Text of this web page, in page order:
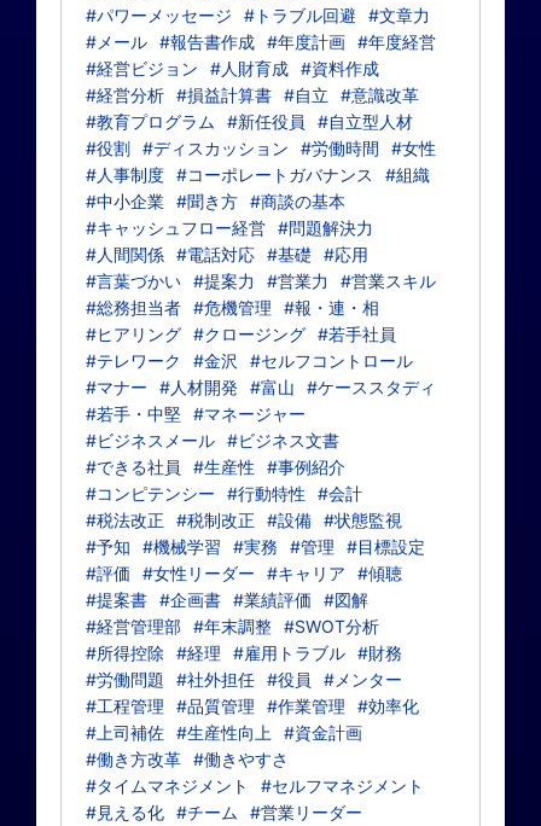
#パワーメッセージ
#トラブル回避
#文章力
#メール #報告書作成 #年度計画 #年度経営
#経営ビジョン
#人財育成 #資料作成
#経営分析 #損益計算書 #自立
#意識改革
#教育プログラム
#新任役員
#自立型人材
#役割 #ディスカッション #労働時間
#女性
#人事制度 #コーポレートガバナンス
#組織
#中小企業 #聞き方 #商談の基本
#キャッシュフロー経営 #問題解決力
#人間関係 #電話対応 #基礎
#応用
#言葉づかい #提案力 #営業力
#営業スキル
#総務担当者 #危機管理
#報・連・相
#ヒアリング #クロージング #若手社員
#テレワーク
#金沢
#セルフコントロール
#マナー
#人材開発 #富山
#ケーススタディ
#若手・中堅 #マネージャー
#ビジネスメール #ビジネス文書
#できる社員
#生産性
#事例紹介
#コンピテンシー
#行動特性
#会計
#税法改正
#税制改正 #設備 #状態監視
#予知
#機械学習 #実務 #管理
#目標設定
#評価
#女性リーダー #キャリア
#傾聴
#提案書 #企画書 #業績評価
#図解
#経営管理部 #年末調整 #SWOT分析
#所得控除
#経理 #雇用トラブル #財務
#労働問題
#社外担任 #役員
#メンター
#工程管理
#品質管理 #作業管理
#効率化
#上司補佐 #生産性向上
#資金計画
#働き方改革 #働きやすさ
#タイムマネジメント
#セルフマネジメント
#見える化 #チーム
#営業リーダー